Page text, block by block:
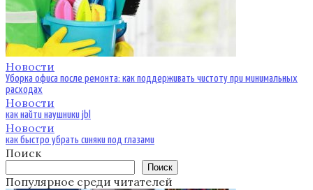
Новости
Уборка офиса после ремонта: как поддерживать чистоту при минимальных
расходах
Новости
как найти наушники jbl
Новости
как быстро убрать синяки под глазами
Поиск
Поиск
Популярное среди читателей